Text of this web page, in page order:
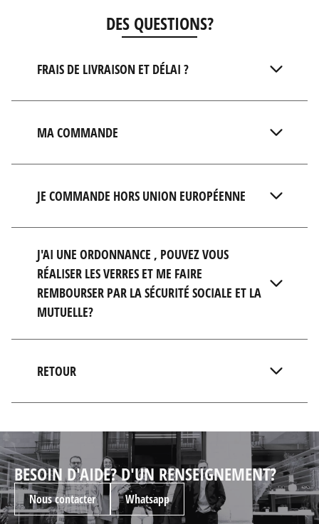
DES QUESTIONS?
FRAIS DE LIVRAISON ET DÉLAI ?
MA COMMANDE
JE COMMANDE HORS UNION EUROPÉENNE
J'AI UNE ORDONNANCE , POUVEZ VOUS
RÉALISER LES VERRES ET ME FAIRE
REMBOURSER PAR LA SÉCURITÉ SOCIALE ET LA
MUTUELLE?
RETOUR
BESOIN D'AIDE? D'UN RENSEIGNEMENT?
Nous contacter Whatsapp